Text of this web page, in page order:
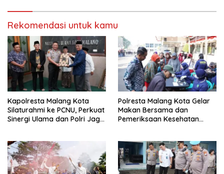
Rekomendasi untuk kamu
Kapolresta Malang Kota
Silaturahmi ke PCNU, Perkuat
Sinergi Ulama dan Polri Jaga
Polresta Malang Kota Gelar
Makan Bersama dan
Pemeriksaan Kesehatan